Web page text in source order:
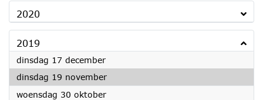
2020
2019
dinsdag 17 december2019
dinsdag 19 november2019
woensdag 30 oktober2019